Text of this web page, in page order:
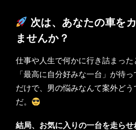
次は、あなたの車を
ませんか？
仕事や人生で何かに行き詰まった
「最高に自分好みな一台」が待
だけで、男の悩みなんて案外ど
だ。
結局、お気に入りの一台を走らせ